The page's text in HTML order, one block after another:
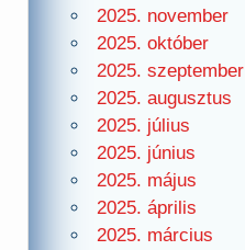
2025. november
2025. október
2025. szeptember
2025. augusztus
2025. július
2025. június
2025. május
2025. április
2025. március